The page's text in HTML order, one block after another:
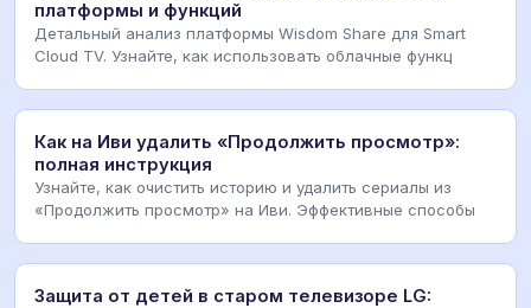
платформы и функций
Детальный анализ платформы Wisdom Share для Smart
Cloud TV. Узнайте, как использовать облачные функц
Как на Иви удалить «Продолжить просмотр»:
полная инструкция
Узнайте, как очистить историю и удалить сериалы из
«Продолжить просмотр» на Иви. Эффективные способы
Защита от детей в старом телевизоре LG: